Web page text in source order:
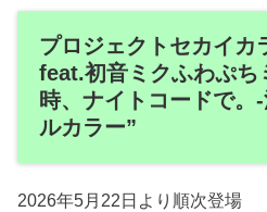
プロジェクトセカイカ
feat.初音ミクふわぷち
時、ナイトコードで。
ルカラー”
2026年5月22日より順次登場